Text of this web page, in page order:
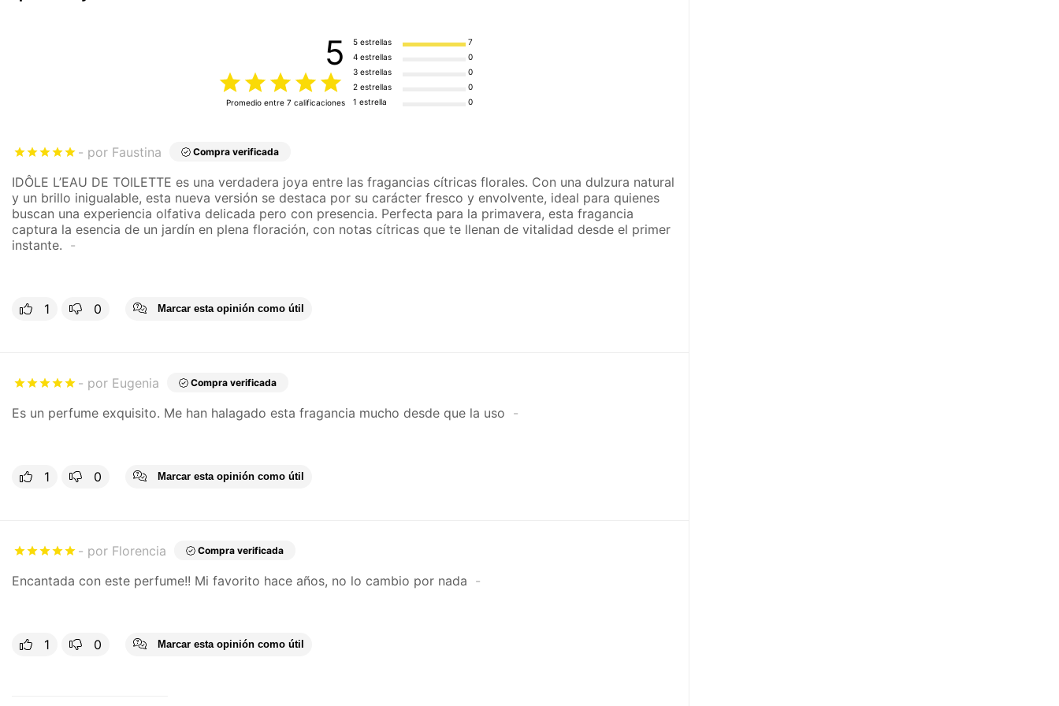
5
Promedio entre 7 calificaciones
5 estrellas
7
4 estrellas
0
3 estrellas
0
2 estrellas
0
1 estrella
0
por Faustina Compra verificada
IDÔLE L’EAU DE TOILETTE es una verdadera joya entre las fragancias cítricas florales. Con una dulzura natural
y un brillo inigualable, esta nueva versión se destaca por su carácter fresco y envolvente, ideal para quienes
buscan una experiencia olfativa delicada pero con presencia. Perfecta para la primavera, esta fragancia
captura la esencia de un jardín en plena floración, con notas cítricas que te llenan de vitalidad desde el primer
instante.
1 0 Marcar esta opinión como útil
por Eugenia Compra verificada
Es un perfume exquisito. Me han halagado esta fragancia mucho desde que la uso
1 0 Marcar esta opinión como útil
por Florencia Compra verificada
Encantada con este perfume!! Mi favorito hace años, no lo cambio por nada
1 0 Marcar esta opinión como útil